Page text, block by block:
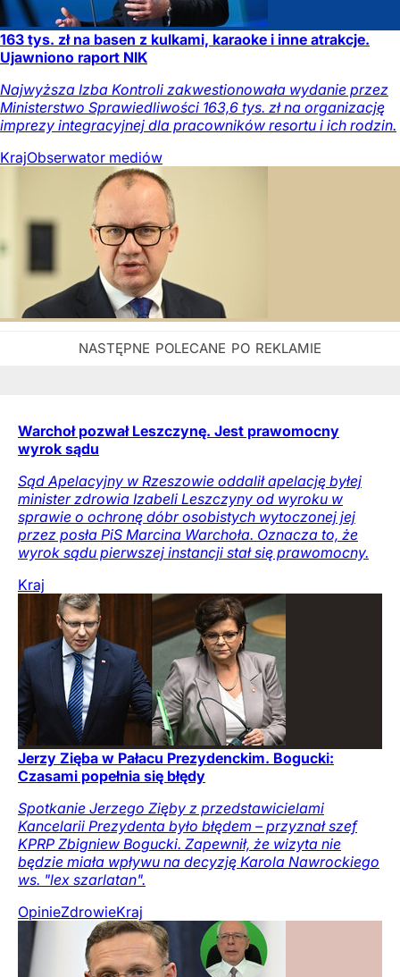
163 tys. zł na basen z kulkami, karaoke i inne atrakcje.
Ujawniono raport NIK
Najwyższa Izba Kontroli zakwestionowała wydanie przez
Ministerstwo Sprawiedliwości 163,6 tys. zł na organizację
imprezy integracyjnej dla pracowników resortu i ich rodzin.
KrajObserwator mediów
Warchoł pozwał Leszczynę. Jest prawomocny
wyrok sądu
Sąd Apelacyjny w Rzeszowie oddalił apelację byłej
minister zdrowia Izabeli Leszczyny od wyroku w
sprawie o ochronę dóbr osobistych wytoczonej jej
przez posła PiS Marcina Warchoła. Oznacza to, że
wyrok sądu pierwszej instancji stał się prawomocny.
Kraj
Jerzy Zięba w Pałacu Prezydenckim. Bogucki:
Czasami popełnia się błędy
Spotkanie Jerzego Zięby z przedstawicielami
Kancelarii Prezydenta było błędem – przyznał szef
KPRP Zbigniew Bogucki. Zapewnił, że wizyta nie
będzie miała wpływu na decyzję Karola Nawrockiego
ws. "lex szarlatan".
OpinieZdrowieKraj